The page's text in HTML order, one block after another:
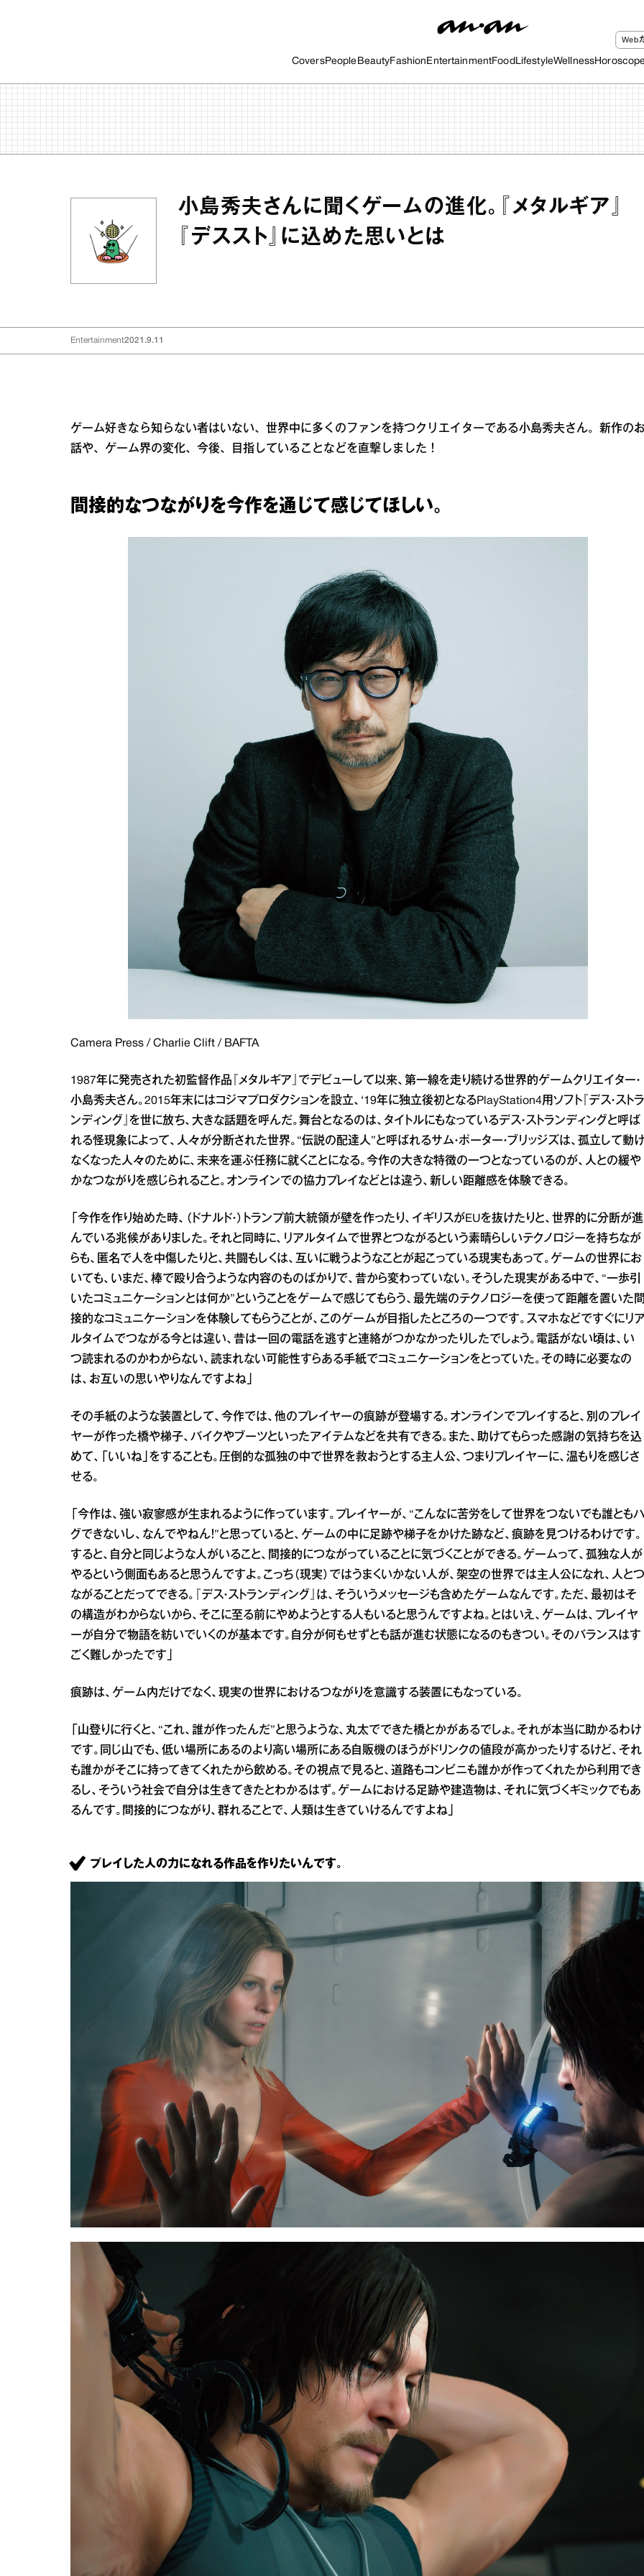
CoversPeople BeautyFashion EntertainmentFood LifestyleWellness
Web
小島秀夫さんに聞くゲームの進化。『メタルギア』
『デススト』に込めた思いとは
Entertainment2021.9.11
ゲーム好きなら知らない者はいない、世界中に多くのファンを持つクリエイターである小島秀夫さん。新作の
話や、ゲーム界の変化、今後、目指していることなどを直撃しました！
間接的なつながりを今作を通じて感じてほしい。
Camera Press / Charlie Clift / BAFTA
1987年に発売された初監督作品『メタルギア』でデビューして以来、第一線を走り続ける世界的ゲームクリエイター・
小島秀夫さん。2015年末にはコジマプロダクションを設立、‘19年に独立後初となるPlayStation4用ソフト『デス・ストラ
ンディング』を世に放ち、大きな話題を呼んだ。舞台となるのは、タイトルにもなっているデス・ストランディングと呼ば
れる怪現象によって、人々が分断された世界。“伝説の配達人”と呼ばれるサム・ポーター・ブリッジズは、孤立して動け
なくなった人々のために、未来を運ぶ任務に就くことになる。今作の大きな特徴の一つとなっているのが、人との緩や
かなつながりを感じられること。オンラインでの協力プレイなどとは違う、新しい距離感を体験できる。
「今作を作り始めた時、（ドナルド・）トランプ前大統領が壁を作ったり、イギリスがEUを抜けたりと、世界的に分断が進
んでいる兆候がありました。それと同時に、リアルタイムで世界とつながるという素晴らしいテクノロジーを持ちなが
らも、匿名で人を中傷したりと、共闘もしくは、互いに戦うようなことが起こっている現実もあって。ゲームの世界にお
いても、いまだ、棒で殴り合うような内容のものばかりで、昔から変わっていない。そうした現実がある中で、“一歩引
いたコミュニケーションとは何か”ということをゲームで感じてもらう、最先端のテクノロジーを使って距離を置いた
接的なコミュニケーションを体験してもらうことが、このゲームが目指したところの一つです。スマホなどですぐにリ
ルタイムでつながる今とは違い、昔は一回の電話を逃すと連絡がつかなかったりしたでしょう。電話がない頃は、い
つ読まれるのかわからない、読まれない可能性すらある手紙でコミュニケーションをとっていた。その時に必要なの
は、お互いの思いやりなんですよね」
その手紙のような装置として、今作では、他のプレイヤーの痕跡が登場する。オンラインでプレイすると、別のプレイ
ヤーが作った橋や梯子、バイクやブーツといったアイテムなどを共有できる。また、助けてもらった感謝の気持ちを込
めて、「いいね」をすることも。圧倒的な孤独の中で世界を救おうとする主人公、つまりプレイヤーに、温もりを感じさ
せる。
「今作は、強い寂寥感が生まれるように作っています。プレイヤーが、“こんなに苦労をして世界をつないでも誰ともハ
グできないし、なんでやねん！”と思っていると、ゲームの中に足跡や梯子をかけた跡など、痕跡を見つけるわけです。
すると、自分と同じような人がいること、間接的につながっていることに気づくことができる。ゲームって、孤独な人が
やるという側面もあると思うんですよ。こっち（現実）ではうまくいかない人が、架空の世界では主人公になれ、人とつ
ながることだってできる。『デス・ストランディング』は、そういうメッセージも含めたゲームなんです。ただ、最初はそ
の構造がわからないから、そこに至る前にやめようとする人もいると思うんですよね。とはいえ、ゲームは、プレイヤ
ーが自分で物語を紡いでいくのが基本です。自分が何もせずとも話が進む状態になるのもきつい。そのバランスはす
ごく難しかったです」
痕跡は、ゲーム内だけでなく、現実の世界におけるつながりを意識する装置にもなっている。
「山登りに行くと、“これ、誰が作ったんだ”と思うような、丸太でできた橋とかがあるでしょ。それが本当に助かるわけ
です。同じ山でも、低い場所にあるのより高い場所にある自販機のほうがドリンクの値段が高かったりするけど、それ
も誰かがそこに持ってきてくれたから飲める。その視点で見ると、道路もコンビニも誰かが作ってくれたから利用でき
るし、そういう社会で自分は生きてきたとわかるはず。ゲームにおける足跡や建造物は、それに気づくギミックでもあ
るんです。間接的につながり、群れることで、人類は生きていけるんですよね」
プレイした人の力になれる作品を作りたいんです。